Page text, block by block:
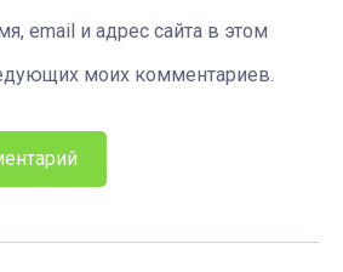
email и адрес сайта в этом
моих комментариев.